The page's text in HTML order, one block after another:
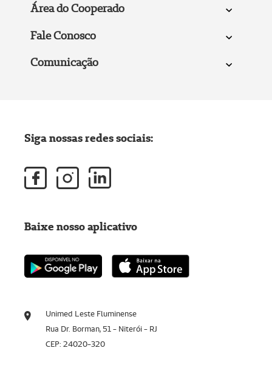
Área do Cooperado
Fale Conosco
Comunicação
Unimed Leste Fluminense
Rua Dr. Borman, 51 - Niterói - RJ
CEP: 24020-320
Siga nossas redes sociais:
Baixe nosso aplicativo